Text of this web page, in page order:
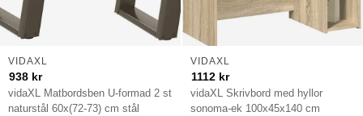
vidaXL Matbordsben U-formad 2 st
naturstål 60x(72-73) cm stål
VIDAXL
938 kr
vidaXL Skrivbord med hyllor
sonoma-ek 100x45x140 cm
VIDAXL
1112 kr